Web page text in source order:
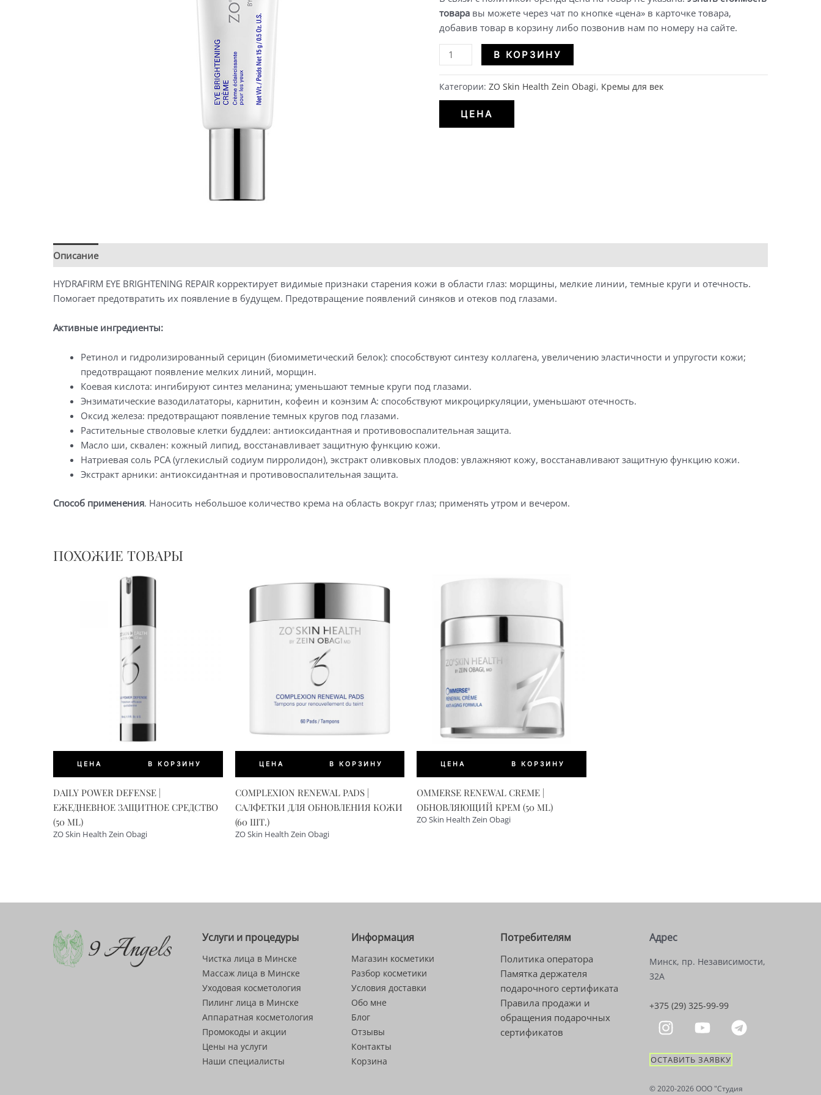
товаравы можете через чат по кнопке «цена» в карточке товара,
добавив товар в корзину либо позвонив нам по номеру на сайте.
Количество
HYDRAFIRM
BRIGHTENING
REPAIR
вокруг
(15
g)
В КОРЗИНУ
Категории: ZO Skin Health Zein Obagi, Кремы для век
ЦЕНА
Описание
HYDRAFIRM EYE BRIGHTENING REPAIR корректирует видимые признаки старения кожи в области глаз: морщины, мелкие линии, темные круги и отечность.
Помогает предотвратить их появление в будущем. Предотвращение появлений синяков и отеков под глазами.
Активные ингредиенты:
Ретинол и гидролизированный серицин (биомиметический белок): способствуют синтезу коллагена, увеличению эластичности и упругости кожи;
предотвращают появление мелких линий, морщин.
Коевая кислота: ингибируют синтез меланина; уменьшают темные круги под глазами.
Энзиматические вазодилататоры, карнитин, кофеин и коэнзим А: способствуют микроциркуляции, уменьшают отечность.
Оксид железа: предотвращают появление темных кругов под глазами.
Растительные стволовые клетки буддлеи: антиоксидантная и противовоспалительная защита.
Масло ши, сквален: кожный липид, восстанавливает защитную функцию кожи.
Натриевая соль РСА (углекислый содиум пирролидон), экстракт оливковых плодов: увлажняют кожу, восстанавливают защитную функцию кожи.
Экстракт арники: антиоксидантная и противовоспалительная защита.
Способ применения. Наносить небольшое количество крема на область вокруг глаз; применять утром и вечером.
ПОХОЖИЕ ТОВАРЫ
ЦЕНА В КОРЗИНУ
DAILY POWER DEFENSE |
ЕЖЕДНЕВНОЕ ЗАЩИТНОЕ СРЕДСТВО
(50 ML)
ZO Skin Health Zein Obagi
ЦЕНА В КОРЗИНУ
СOMPLEXION RENEWAL PADS |
САЛФЕТКИ ДЛЯ ОБНОВЛЕНИЯ КОЖИ
(60 ШТ.)
ZO Skin Health Zein Obagi
ЦЕНА В КОРЗИНУ
OMMERSE RENEWAL CREME |
ОБНОВЛЯЮЩИЙ КРЕМ (50 ML)
ZO Skin Health Zein Obagi
Услуги и процедуры
Чистка лица в Минске
Массаж лица в Минске
Уходовая косметология
Пилинг лица в Минске
Аппаратная косметология
Промокоды и акции
Цены на услуги
Наши специалисты
Информация
Магазин косметики
Разбор косметики
Условия доставки
Обо мне
Блог
Отзывы
Контакты
Корзина
Потребителям
Политика оператора
Памятка держателя
подарочного сертификата
Правила продажи и
обращения подарочных
сертификатов
Адрес
Минск, пр. Независимости,
32А
+375 (29) 325-99-99
ОСТАВИТЬ ЗАЯВКУ
© 2020-2026 OOO "Студия